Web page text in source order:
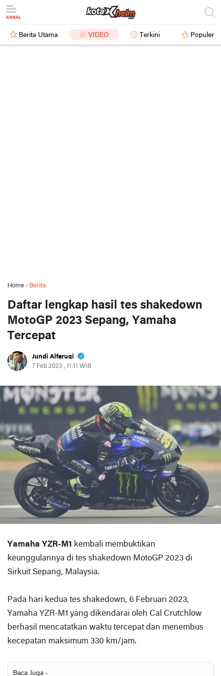
Berita Utama VIDEO Terkini Populer
Home › Berita
Daftar lengkap hasil tes shakedown
MotoGP 2023 Sepang, Yamaha
Tercepat
Jundi Alfaruqi
7 Feb 2023 , 11:11 WIB
Yamaha YZR-M1 kembali membuktikan
keunggulannya di tes shakedown MotoGP 2023 di
Sirkuit Sepang, Malaysia.
Pada hari kedua tes shakedown, 6 Februari 2023,
Yamaha YZR-M1 yang dikendarai oleh Cal Crutchlow
berhasil mencatatkan waktu tercepat dan menembus
kecepatan maksimum 330 km/jam.
Baca Juga -